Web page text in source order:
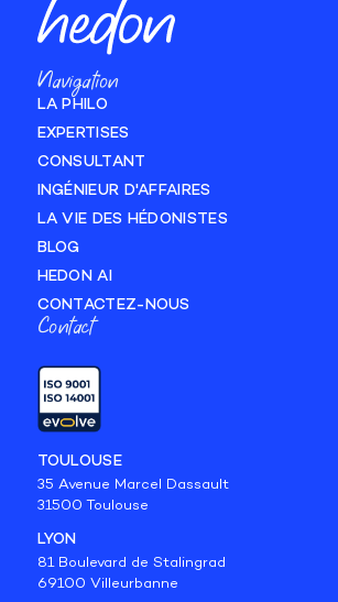
Navigation
LA PHILO
EXPERTISES
CONSULTANT
INGÉNIEUR D'AFFAIRES
LA VIE DES HÉDONISTES
BLOG
HEDON AI
CONTACTEZ-NOUS
Contact
TOULOUSE
35 Avenue Marcel Dassault
31500 Toulouse
LYON
81 Boulevard de Stalingrad
69100 Villeurbanne